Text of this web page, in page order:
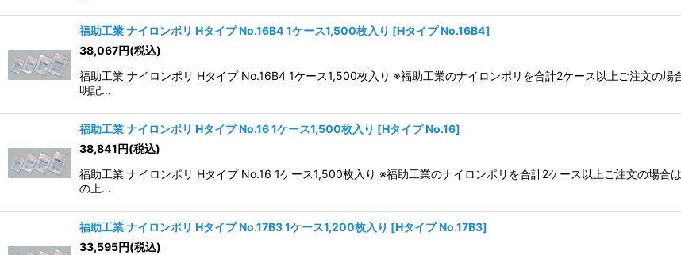
福助工業 ナイロンポリ Hタイプ No.16B4 1ケース1,500枚入り [Hタイプ No.16B4]
38,067円(税込)
福助工業 ナイロンポリ Hタイプ No.16B4 1ケース1,500枚入り ※福助工業のナイロンポリを合計2ケース以上ご注文の
明記…
福助工業 ナイロンポリ Hタイプ No.16 1ケース1,500枚入り [Hタイプ No.16]
38,841 円(税込)
福助工業 ナイロンポリ Hタイプ No.16 1ケース1,500枚入り ※福助工業のナイロンポリを合計2ケース以上ご注文の場合
の上…
福助工業 ナイロンポリ Hタイプ No.17B3 1ケース1,200枚入り [Hタイプ No.17B3]
33,595円(税込)